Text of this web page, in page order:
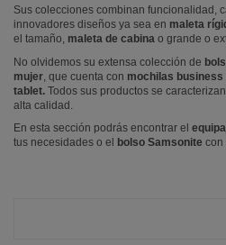
Sus colecciones combinan funcionalidad,
innovadores diseños ya sea en maleta
el tamaño, maleta de cabina o grande o
No olvidemos su extensa colección de
mujer , que cuenta con mochilas
tablet. Todos sus productos se
alta calidad.
En esta sección podrás encontrar el
tus necesidades o el
bolso Samsonite con